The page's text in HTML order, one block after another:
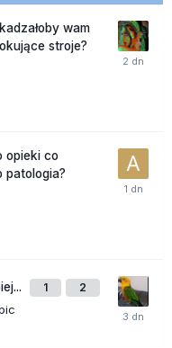
wam
stroje?
opieki co
patologia?
1 2